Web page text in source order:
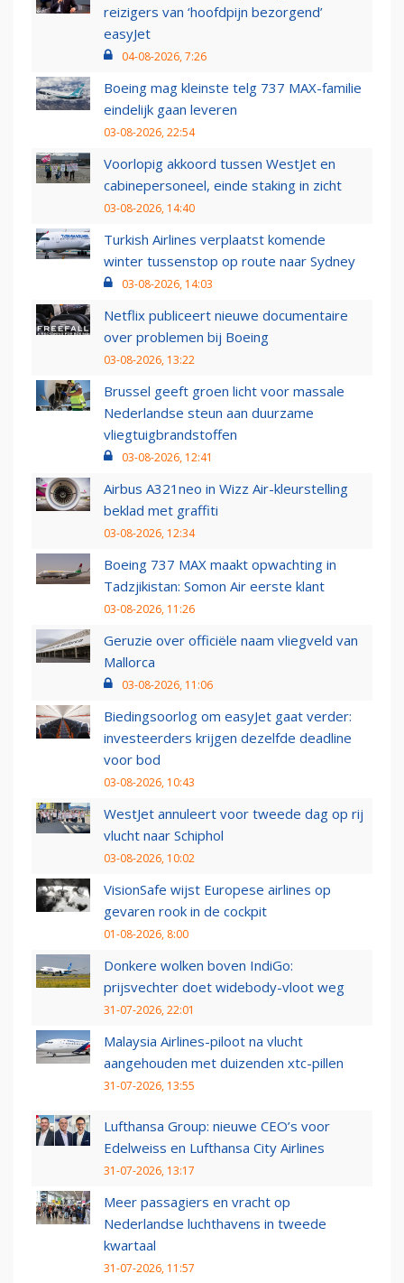
reizigers van ‘hoofdpijn bezorgend’
easyJet
04-08-2026, 7:26
Boeing mag kleinste telg 737 MAX-familie
eindelijk gaan leveren
03-08-2026, 22:54
Voorlopig akkoord tussen WestJet en
cabinepersoneel, einde staking in zicht
03-08-2026, 14:40
Turkish Airlines verplaatst komende
winter tussenstop op route naar Sydney
03-08-2026, 14:03
Netflix publiceert nieuwe documentaire
over problemen bij Boeing
03-08-2026, 13:22
Brussel geeft groen licht voor massale
Nederlandse steun aan duurzame
vliegtuigbrandstoffen
03-08-2026, 12:41
Airbus A321neo in Wizz Air-kleurstelling
beklad met graffiti
03-08-2026, 12:34
Boeing 737 MAX maakt opwachting in
Tadzjikistan: Somon Air eerste klant
03-08-2026, 11:26
Geruzie over officiële naam vliegveld van
Mallorca
03-08-2026, 11:06
Biedingsoorlog om easyJet gaat verder:
investeerders krijgen dezelfde deadline
voor bod
03-08-2026, 10:43
WestJet annuleert voor tweede dag op rij
vlucht naar Schiphol
03-08-2026, 10:02
VisionSafe wijst Europese airlines op
gevaren rook in de cockpit
01-08-2026, 8:00
Donkere wolken boven IndiGo:
prijsvechter doet widebody-vloot weg
31-07-2026, 22:01
Malaysia Airlines-piloot na vlucht
aangehouden met duizenden xtc-pillen
31-07-2026, 13:55
Lufthansa Group: nieuwe CEO’s voor
Edelweiss en Lufthansa City Airlines
31-07-2026, 13:17
Meer passagiers en vracht op
Nederlandse luchthavens in tweede
kwartaal
31-07-2026, 11:57